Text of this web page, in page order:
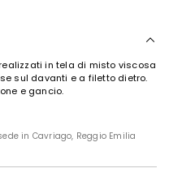
in tela di misto viscosa
sul davanti e a filetto dietro.
e gancio.
in Cavriago, Reggio Emilia